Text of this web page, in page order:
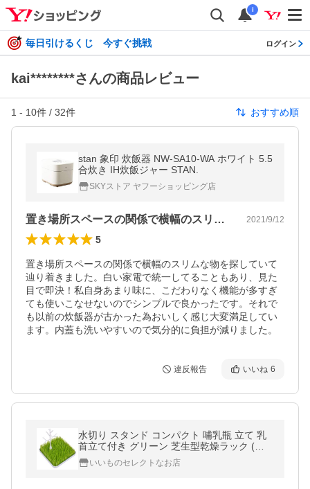
i
毎日引けるくじ 今すぐ挑戦 ログイン
kai********さんの商品レビュー
1 - 10件 / 32件 おすすめ順
stan 象印 炊飯器 NW-SA10-WA ホワイト 5.5
合炊き IH炊飯ジャー STAN.
SKYストア ヤフーショッピング店
置き場所スペースの関係で横幅のスリムな… 2021/9/12
5
置き場所スペースの関係で横幅のスリムな物を探していて
辿り着きました。白い家電で統一してることもあり、見た
目で即決！私自身あまり味に、こだわりなく機能が多すぎ
ても使いこなせないのでシンプルで良かったです。それで
も以前の炊飯器が古かった為おいしく感じ大変満足してい
ます。内蓋も洗いやすいので気分的に負担が減りました。
違反報告 いいね 6
水切り スタンド コンパクト 哺乳瓶 立て 乳
首立て付き グリーン 芝生型乾燥ラック (メ
ーカー保証3ヶ月）サイズ23.8×23.8cm
いいものセレクトなお店